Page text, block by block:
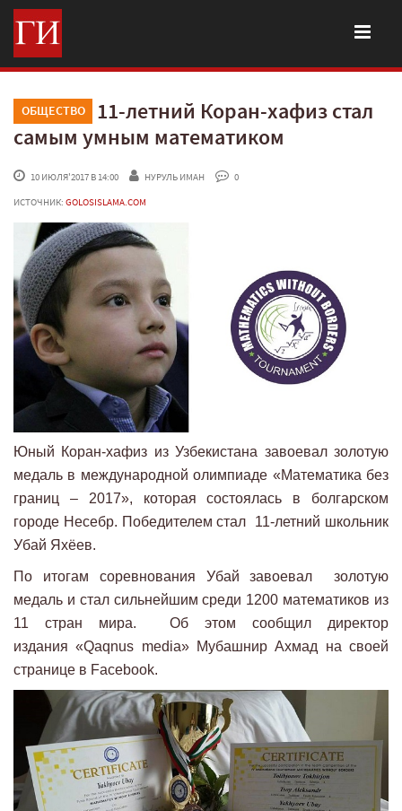
ОБЩЕСТВО
11-летний Коран-хафиз стал
самым умным математиком
10 ИЮЛЯ'2017 В 14:00 НУРУЛЬ ИМАН
0
ИСТОЧНИК: GOLOSISLAMA.COM
Юный Коран-хафиз из Узбекистана завоевал золотую
медаль в международной олимпиаде «Математика без
границ – 2017», которая состоялась в болгарском
городе Несебр. Победителем стал 11-летний школьник
Убай Яхёев.
По итогам соревнования Убай завоевал золотую
медаль и стал сильнейшим среди 1200 математиков из
11 стран мира. Об этом сообщил директор
издания «Qaqnus media» Мубашнир Ахмад на своей
странице в Facebook.